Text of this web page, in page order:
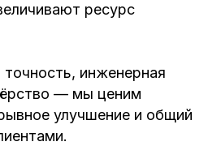
ресурс
инженерная
— мы ценим
улучшение и общий